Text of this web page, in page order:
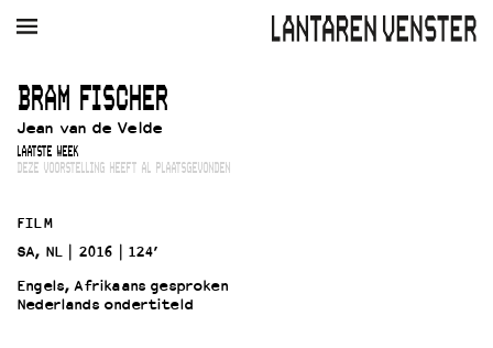
AGENDA FILM MUZIEK
Winkelmandje
Zoek
Openingstijden & contact
Bereikbaarheid
Kaartverkoop
BRAM FISCHER
Jean van de Velde
LAATSTE WEEK
DEZE VOORSTELLING HEEFT AL PLAATSGEVONDEN
FILM
SA, NL
2016
124’
Engels, Afrikaans gesproken
Nederlands ondertiteld